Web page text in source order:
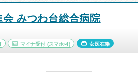
会 みつわ台総合病院
マイナ受付 (スマホ可) 女医在籍